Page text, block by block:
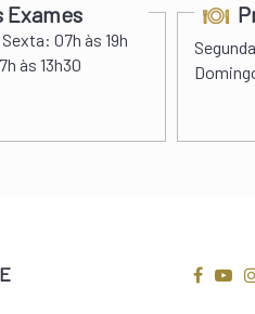
Exames
Sexta: 07h às 19h
às 13h30